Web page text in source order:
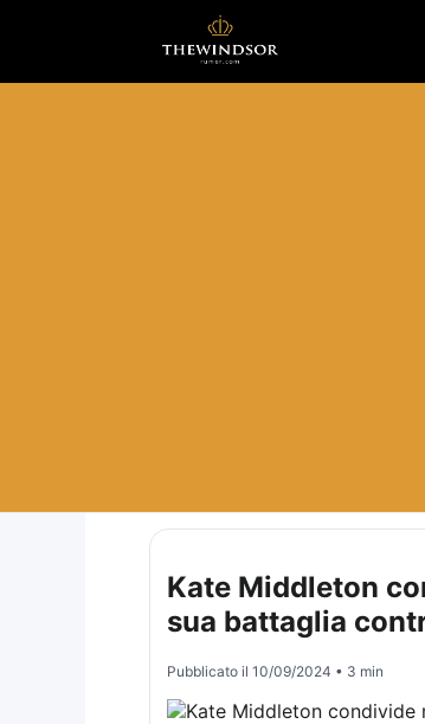
Kate Middleton
sua battaglia
Pubblicato il 10/09/2024 • 3 min